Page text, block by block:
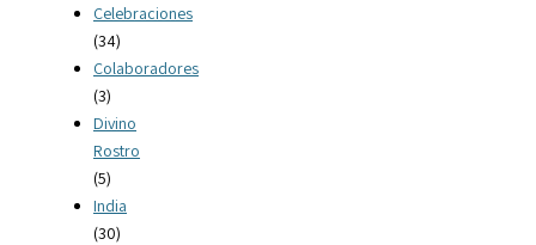
Celebraciones
(34)
Colaboradores
(3)
Divino
Rostro
(5)
India
(30)